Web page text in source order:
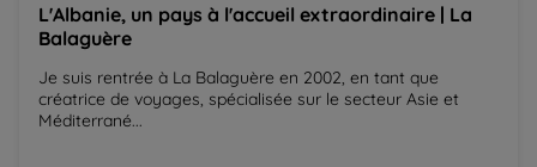
L'Albanie, un pays à l'accueil extraordinaire | La
Balaguère
Je suis rentrée à La Balaguère en 2002, en tant que
créatrice de voyages, spécialisée sur le secteur Asie et
Méditerrané...